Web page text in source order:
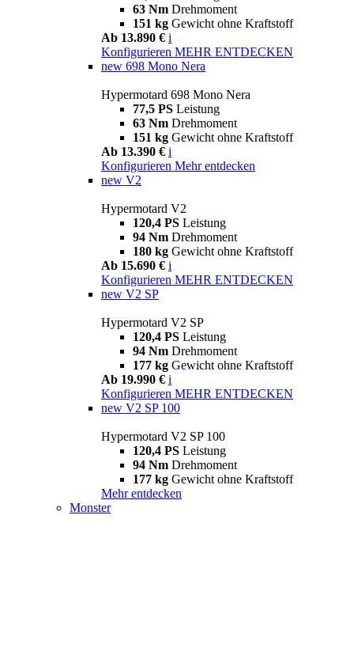
63 Nm Drehmoment
151 kg Gewicht ohne Kraftstoff
Ab 13.890 € i
Konfigurieren MEHR ENTDECKEN
new 698 Mono Nera
Hypermotard 698 Mono Nera
77,5 PS Leistung
63 Nm Drehmoment
151 kg Gewicht ohne Kraftstoff
Ab 13.390 € i
Konfigurieren Mehr entdecken
new V2
Hypermotard V2
120,4 PS Leistung
94 Nm Drehmoment
180 kg Gewicht ohne Kraftstoff
Ab 15.690 € i
Konfigurieren MEHR ENTDECKEN
new V2 SP
Hypermotard V2 SP
120,4 PS Leistung
94 Nm Drehmoment
177 kg Gewicht ohne Kraftstoff
Ab 19.990 € i
Konfigurieren MEHR ENTDECKEN
new V2 SP 100
Hypermotard V2 SP 100
120,4 PS Leistung
94 Nm Drehmoment
177 kg Gewicht ohne Kraftstoff
Mehr entdecken
Monster